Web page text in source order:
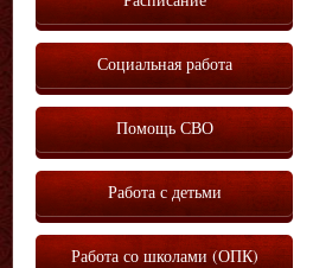
Социальная работа
Помощь СВО
Работа с детьми
Работа со школами (ОПК)